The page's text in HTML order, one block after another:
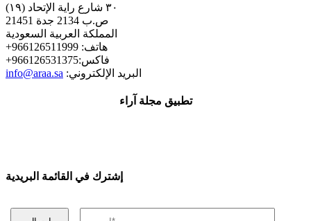
٣٠ شارع راية الإتحاد (١٩)
ص.ب 2134 جدة 21451
المملكة العربية السعودية
+هاتف: 966126511999
+فاكس:966126531375
info@araa.sa :البريد الإلكتروني
تطبيق مجلة آراء
إشترك في القائمة البريدية